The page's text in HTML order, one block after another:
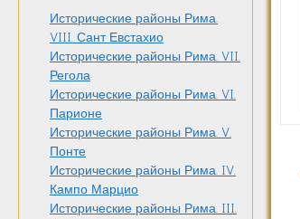
Исторические районы Рима.
VIII. Сант Евстахио
Исторические районы Рима. VII.
Регола
Исторические районы Рима. VI.
Парионе
Исторические районы Рима. V.
Понте
Исторические районы Рима. IV.
Кампо Марцио
Исторические районы Рима. III.